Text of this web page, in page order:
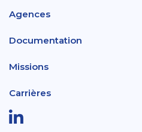
Agences
Documentation
Missions
Carrières